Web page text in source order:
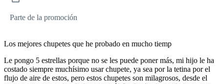
Parte de la promoción
Los mejores chupetes que he probado en mucho tiemp
Le pongo 5 estrellas porque no se les puede poner más, mi hijo le ha
costado siempre muchísimo usar chupete, ya sea por la tetina por el
flujo de aire de estos, pero estos chupetes son milagrosos, desde el